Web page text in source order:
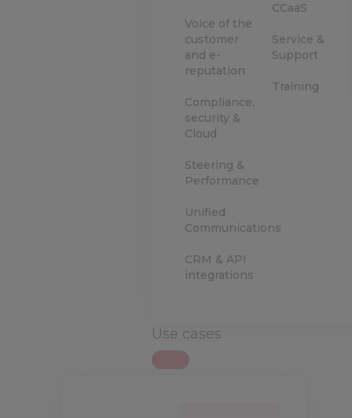
Voice of the
customer
and e-
reputation
Compliance,
security &
Cloud
Steering &
Performance
Unified
Communications
CRM & API
integrations
CCaaS
Service &
Support
Training
Use cases